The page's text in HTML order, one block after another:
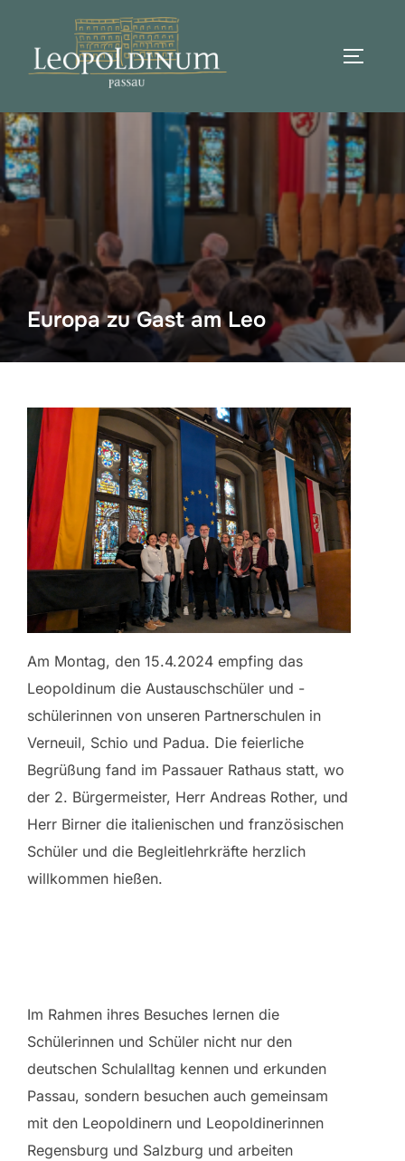
springen
Suchen
Europa zu Gast am Leo
Am Montag, den 15.4.2024 empfing das
Leopoldinum die Austauschschüler und -
schülerinnen von unseren Partnerschulen in
Verneuil, Schio und Padua. Die feierliche
Begrüßung fand im Passauer Rathaus statt, wo
der 2. Bürgermeister, Herr Andreas Rother, und
Herr Birner die italienischen und französischen
Schüler und die Begleitlehrkräfte herzlich
willkommen hießen.
Im Rahmen ihres Besuches lernen die
Schülerinnen und Schüler nicht nur den
deutschen Schulalltag kennen und erkunden
Passau, sondern besuchen auch gemeinsam
mit den Leopoldinern und Leopoldinerinnen
Regensburg und Salzburg und arbeiten